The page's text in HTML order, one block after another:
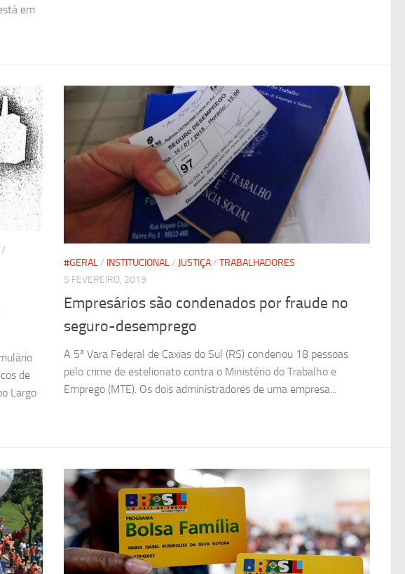
em
/
de
Largo
#GERAL/ INSTITUCIONAL/ JUSTIÇA/ TRABALHADORES
5 FEVEREIRO, 2019
Empresários são condenados por fraude no
seguro-desemprego
A 5ª Vara Federal de Caxias do Sul (RS) condenou 18 pessoas
pelo crime de estelionato contra o Ministério do Trabalho e
Emprego (MTE). Os dois administradores de uma empresa...